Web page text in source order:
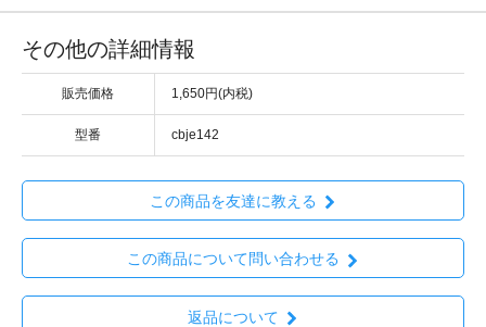
その他の詳細情報
販売価格 1,650円(内税)
型番 cbje142
この商品を友達に教える
この商品について問い合わせる
返品について